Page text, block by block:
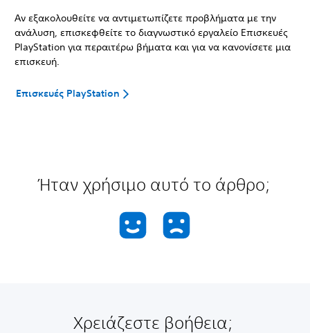
Αν εξακολουθείτε να αντιμετωπίζετε προβλήματα με την
ανάλυση, επισκεφθείτε το διαγνωστικό εργαλείο Επισκευές
PlayStation για περαιτέρω βήματα και για να κανονίσετε μια
επισκευή.
Επισκευές PlayStation
Ήταν χρήσιμο αυτό το άρθρο;
Χρειάζεστε βοήθεια;